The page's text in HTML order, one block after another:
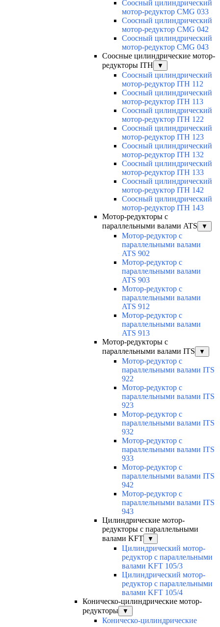
Соосный цилиндрический
мотор-редуктор CMG 033
Соосный цилиндрический
мотор-редуктор CMG 042
Соосный цилиндрический
мотор-редуктор CMG 043
Соосные цилиндрические мотор-
редукторы ITH
▼
Соосный цилиндрический
мотор-редуктор ITH 112
Соосный цилиндрический
мотор-редуктор ITH 113
Соосный цилиндрический
мотор-редуктор ITH 122
Соосный цилиндрический
мотор-редуктор ITH 123
Соосный цилиндрический
мотор-редуктор ITH 132
Соосный цилиндрический
мотор-редуктор ITH 133
Соосный цилиндрический
мотор-редуктор ITH 142
Соосный цилиндрический
мотор-редуктор ITH 143
Мотор-редукторы с
параллельными валами ATS
▼
Мотор-редуктор с
параллельными валами
ATS 902
Мотор-редуктор с
параллельными валами
ATS 903
Мотор-редуктор с
параллельными валами
ATS 912
Мотор-редуктор с
параллельными валами
ATS 913
Мотор-редукторы с
параллельными валами ITS
▼
Мотор-редуктор с
параллельными валами ITS
922
Мотор-редуктор с
параллельными валами ITS
923
Мотор-редуктор с
параллельными валами ITS
932
Мотор-редуктор с
параллельными валами ITS
933
Мотор-редуктор с
параллельными валами ITS
942
Мотор-редуктор с
параллельными валами ITS
943
Цилиндрические мотор-
редукторы с параллельными
валами KFT
▼
Цилиндрический мотор-
редуктор с параллельными
валами KFT 105/3
Цилиндрический мотор-
редуктор с параллельными
валами KFT 105/4
Коническо-цилиндрические мотор-
редукторы
▼
Коническо-цилиндрические